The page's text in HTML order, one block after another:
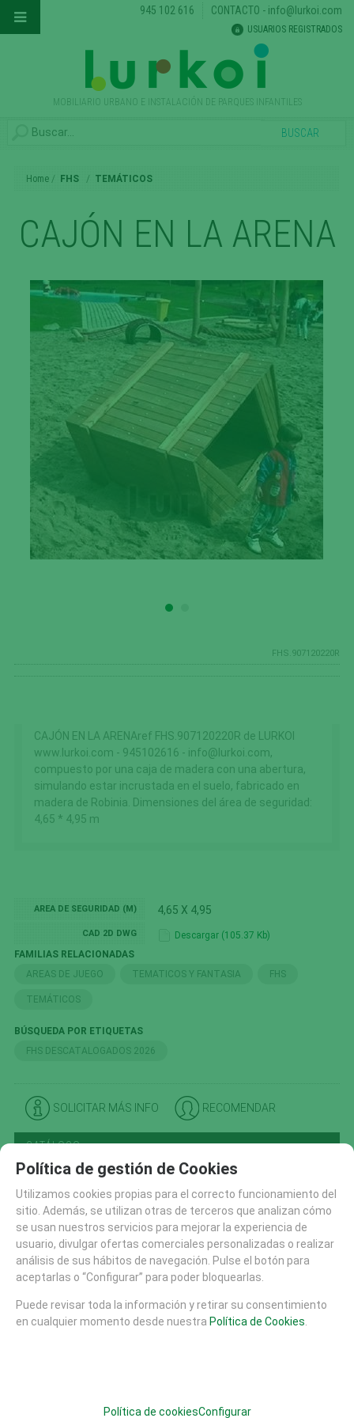
MOBILIARIO URBANO E INSTALACIÓN DE PARQUES INFANTILES
945 102 616 CONTACTO - info@lurkoi.com
USUARIOS REGISTRADOS
Home FHS TEMÁTICOS
CAJÓN EN LA ARENA
FHS.907120220R
CAJÓN EN LA ARENAref FHS.907120220R de LURKOI
www.lurkoi.com - 945102616 - info@lurkoi.com,
compuesto por una caja de madera con una abertura,
simulando estar incrustada en el suelo, fabricado en
madera de Robinia. Dimensiones del área de seguridad:
4,65 * 4,95 m
AREA DE SEGURIDAD (M) 4,65 X 4,95
CAD 2D DWG
Descargar (105.37 Kb)
FAMILIAS RELACIONADAS
AREAS DE JUEGO
TEMATICOS Y FANTASIA FHS
TEMÁTICOS
BÚSQUEDA POR ETIQUETAS
FHS DESCATALOGADOS 2026
SOLICITAR MÁS INFO RECOMENDAR
CATÁLOGO
AREAS DE JUEGO
MATERIALES
MOBILIARIO URBANO (26)
SUELOS DE SEGURIDAD
PISTAS SKATE
EQUIPAMIENTO DEPORTIVO (30)
ARENA Y AGUA (141)
Política de gestión de Cookies
Utilizamos cookies propias para el correcto funcionamiento del
sitio. Además, se utilizan otras de terceros que analizan cómo
se usan nuestros servicios para mejorar la experiencia de
usuario, divulgar ofertas comerciales personalizadas o realizar
análisis de sus hábitos de navegación. Pulse el botón para
aceptarlas o “Configurar” para poder bloquearlas.
Puede revisar toda la información y retirar su consentimiento
en cualquier momento desde nuestra Política de Cookies
Política de cookiesConfigurar